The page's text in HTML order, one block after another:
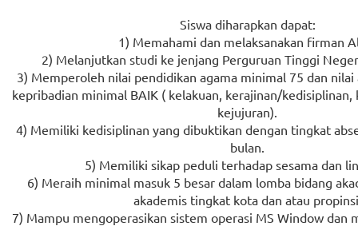
Siswa diharapkan dapat:
1) Memahami dan melaksanakan firman
2) Melanjutkan studi ke jenjang Perguruan Tinggi
3) Memperoleh nilai pendidikan agama minimal 75 dan
kepribadian minimal BAIK ( kelakuan, kerajinan/kedisiplinan,
kejujuran).
4) Memiliki kedisiplinan yang dibuktikan dengan tingkat
bulan.
5) Memiliki sikap peduli terhadap sesama dan
6) Meraih minimal masuk 5 besar dalam lomba bidang
akademis tingkat kota dan atau
7) Mampu mengoperasikan sistem operasi MS Window dan